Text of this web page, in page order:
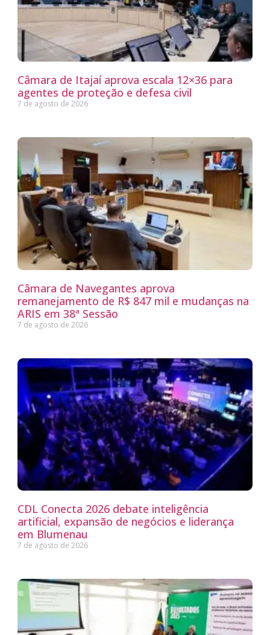
Câmara de Itajaí aprova escala 12×36 para
agentes de proteção e defesa civil
7 de agosto de 2026
Câmara de Navegantes aprova
remanejamento de R$ 847 mil e mudanças na
ARIS em 38ª Sessão
7 de agosto de 2026
CDL Conecta 2026 debate inteligência
artificial, expansão de negócios e liderança
em Blumenau
7 de agosto de 2026